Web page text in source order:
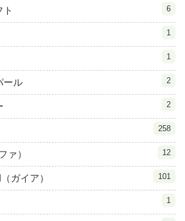
6
1
1
ール 2
2
258
ァ） 12
ガイア） 101
1